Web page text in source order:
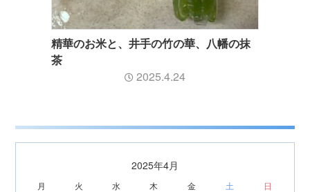
精華のお米と、井手の竹の華、八幡の抹
茶
2025.4.24
2025年4月
月 火 水 木 金 土 日